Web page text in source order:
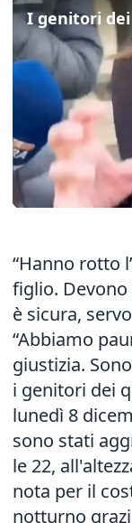
“Hanno rotto
figlio. Devono
è sicura,
“Abbiamo
giustizia.
i genitori dei
lunedì 8
sono stati
le 22,
nota per il
notturno